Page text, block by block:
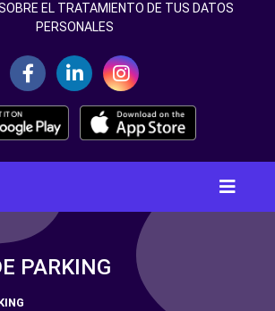
EL TRATAMIENTO DE TUS DATOS
PERSONALES
PARKING